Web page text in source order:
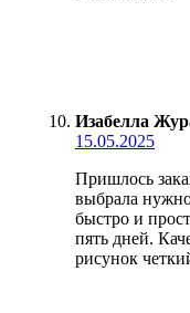
Изабелла
15.05.2025
Пришлось
выбрала
быстро и
пять дней.
рисунок